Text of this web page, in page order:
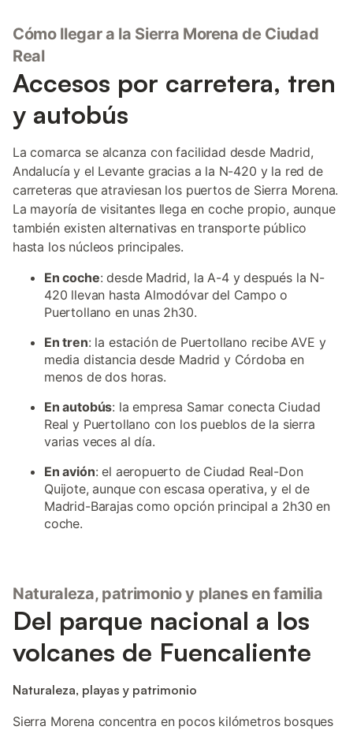
Cómo llegar a la Sierra Morena de Ciudad
Real
Accesos por carretera, tren
y autobús
La comarca se alcanza con facilidad desde Madrid,
Andalucía y el Levante gracias a la N-420 y la red de
carreteras que atraviesan los puertos de Sierra Morena.
La mayoría de visitantes llega en coche propio, aunque
también existen alternativas en transporte público
hasta los núcleos principales.
En coche: desde Madrid, la A-4 y después la N-
420 llevan hasta Almodóvar del Campo o
Puertollano en unas 2h30.
En tren: la estación de Puertollano recibe AVE y
media distancia desde Madrid y Córdoba en
menos de dos horas.
En autobús: la empresa Samar conecta Ciudad
Real y Puertollano con los pueblos de la sierra
varias veces al día.
En avión: el aeropuerto de Ciudad Real-Don
Quijote, aunque con escasa operativa, y el de
Madrid-Barajas como opción principal a 2h30 en
coche.
Naturaleza, patrimonio y planes en familia
Del parque nacional a los
volcanes de Fuencaliente
Naturaleza, playas y patrimonio
Sierra Morena concentra en pocos kilómetros bosques